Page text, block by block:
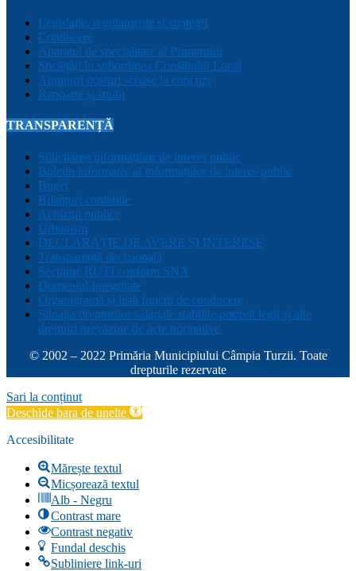
Legislație, regulamente și strategii
Conducere
Aparatul de specialitate al Primarului
Sociețăți în subordinea Consiliului Local
Anunțuri posturi scoase la concurs
Rapoarte și studii
TRANSPARENȚĂ
Solicitarea informațiilor de interes public
Buletin informativ al informațiilor de interes public
Buget
Bilanțuri contabile
Achiziții publice
Urbanism
DECLARAȚIE DE AVERE ȘI INTERESE
Transparență decizională
Sectiune RUTI conform SNA
Domeniul Integritate
Organigramă și listă funcții de conducere
Situația drepturilor salariale stabilite potrivit legii și alte
drepturi prevăzute de acte normative
© 2002 – 2022 Primăria Municipiului Câmpia Turzii. Toate
drepturile rezervate
Sari la conținut
Deschide bara de unelte
Accesibilitate
Mărește textul
Micșorează textul
Alb - Negru
Contrast mare
Contrast negativ
Fundal deschis
Subliniere link-uri